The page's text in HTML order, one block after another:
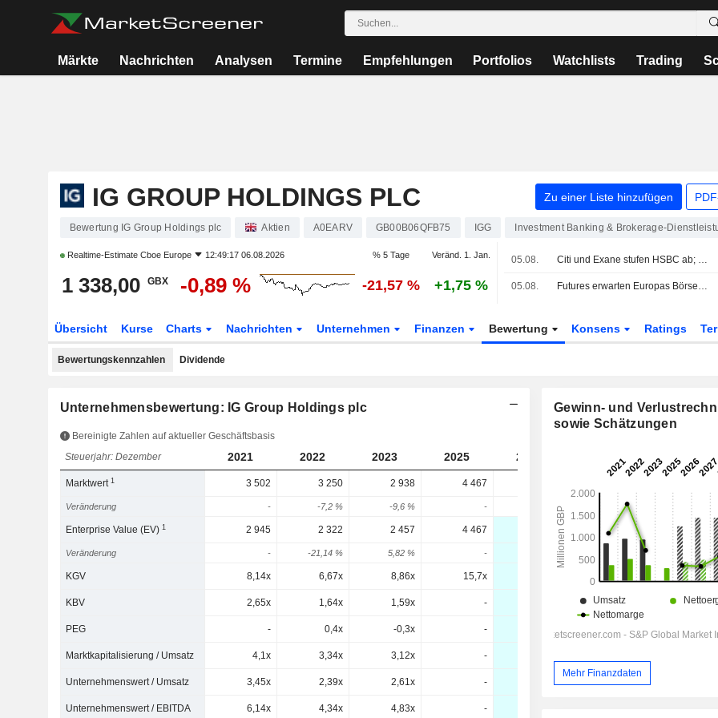
Märkte Nachrichten Analysen Termine Empfehlungen Portfolios Watchlists Trading
IG GROUP HOLDINGS PLC Zu einer Liste hinzufügen
Bewertung IG Group Holdings plc Aktien A0EARV GB00B06QFB75 IGG Investment Banking & Brokerage-
Realtime-Estimate Cboe Europe 12:49:17 06.08.2026 % 5 Tage Veränd. 1. Jan.
1 338,00 GBX -0,89 % -21,57 % +1,75 %
05.08. Citi und Exane stufen HSBC ab; LBBW senkt Vodafone
05.08. Futures erwarten Europas Börsen im Plus
Übersicht Kurse Charts Nachrichten Unternehmen Finanzen Bewertung Konsens Ratings
Bewertungskennzahlen Dividende
Unternehmensbewertung: IG Group Holdings plc
Bereinigte Zahlen auf aktueller Geschäftsbasis
Steuerjahr: Dezember
2021 2022 2023 2025 2026 2028
Marktwert1 3 502 3 250 2 938 4 467
Veränderung - -7,2 % -9,6 % - -0,1 % -
Enterprise Value (EV)1 2 945 2 322 2 457 4 467 3 968 3 867 3 735
Veränderung - -21,14 % 5,82 % - -11,19 % -2,54 % -3,41 %
KGV 8,14x 6,67x 8,86x 15,7x 9,46x 8,21x
KBV 2,65x 1,64x 1,59x - 2,1x 1,88x
PEG - 0,4x -0,3x - 0,7x 0,5x
Marktkapitalisierung / Umsatz 4,1x 3,34x 3,12x -
Unternehmenswert / Umsatz 3,45x 2,39x 2,61x - 3,18x 2,68x
Unternehmenswert / EBITDA 6,14x 4,34x 4,83x -
Gewinn- und
sowie Schätzungen
Mehr Finanzdaten